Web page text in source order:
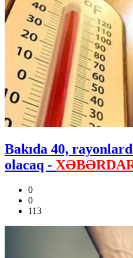
Bakıda 40,
olacaq -
0
0
113